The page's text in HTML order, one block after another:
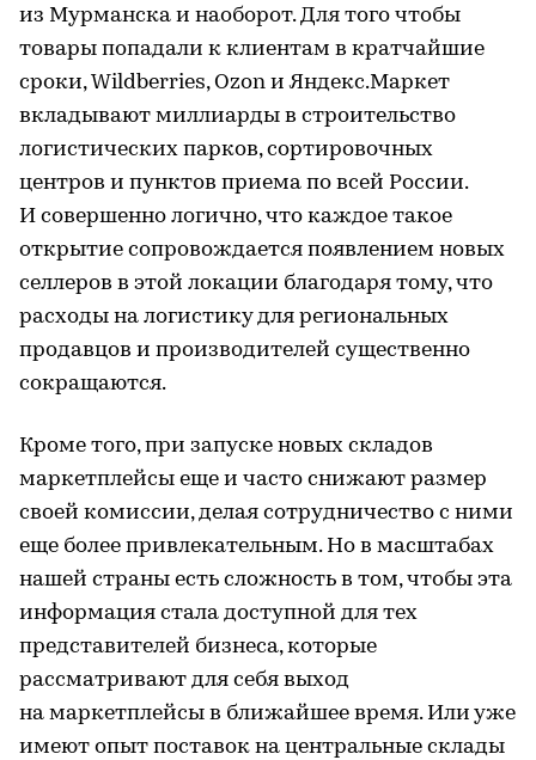
из Мурманска и наоборот. Для того чтобы
товары попадали к клиентам в кратчайшие
сроки, Wildberries, Ozon и Яндекс.Маркет
вкладывают миллиарды в строительство
логистических парков, сортировочных
центров и пунктов приема по всей России.
И совершенно логично, что каждое такое
открытие сопровождается появлением новых
селлеров в этой локации благодаря тому, что
расходы на логистику для региональных
продавцов и производителей существенно
сокращаются.
Кроме того, при запуске новых складов
маркетплейсы еще и часто снижают размер
своей комиссии, делая сотрудничество с ними
еще более привлекательным. Но в масштабах
нашей страны есть сложность в том, чтобы эта
информация стала доступной для тех
представителей бизнеса, которые
рассматривают для себя выход
на маркетплейсы в ближайшее время. Или уже
имеют опыт поставок на центральные склады